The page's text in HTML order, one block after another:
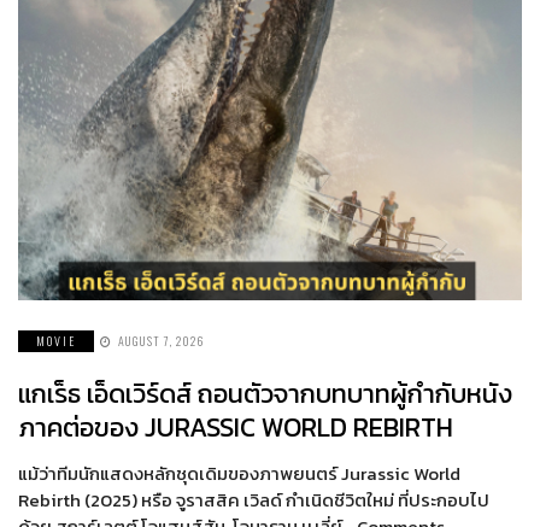
MOVIE AUGUST 7, 2026
แกเร็ธ เอ็ดเวิร์ดส์ ถอนตัวจากบทบาทผู้กำกับหนัง
ภาคต่อของ JURASSIC WORLD REBIRTH
แม้ว่าทีมนักแสดงหลักชุดเดิมของภาพยนตร์ Jurassic World
Rebirth (2025) หรือ จูราสสิค เวิลด์ กำเนิดชีวิตใหม่ ที่ประกอบไป